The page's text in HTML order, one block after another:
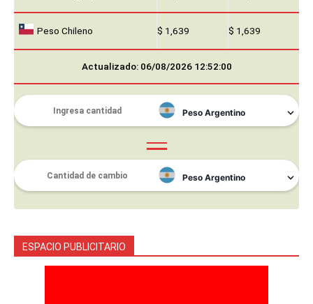
Peso Chileno $ 1,639 $ 1,639
Actualizado: 06/08/2026 12:52:00
ESPACIO PUBLICITARIO